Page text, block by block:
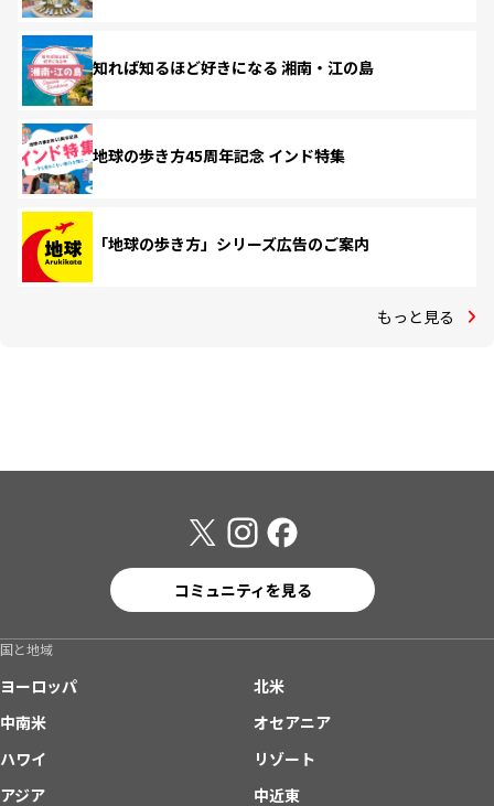
知れば知るほど好きになる 湘南・江の島
地球の歩き方45周年記念 インド特集
「地球の歩き方」シリーズ広告のご案内
もっと見る
コミュニティを見る
国と地域
ヨーロッパ
北米
中南米
オセアニア
ハワイ
リゾート
アジア
中近東